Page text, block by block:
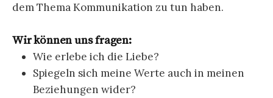
dem Thema Kommunikation zu tun haben.
Wir können uns fragen:
Wie erlebe ich die Liebe?
Spiegeln sich meine Werte auch in meinen
Beziehungen wider?